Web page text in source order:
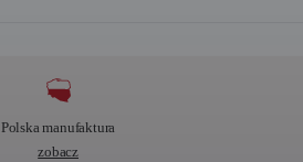
Polska manufaktura
zobacz